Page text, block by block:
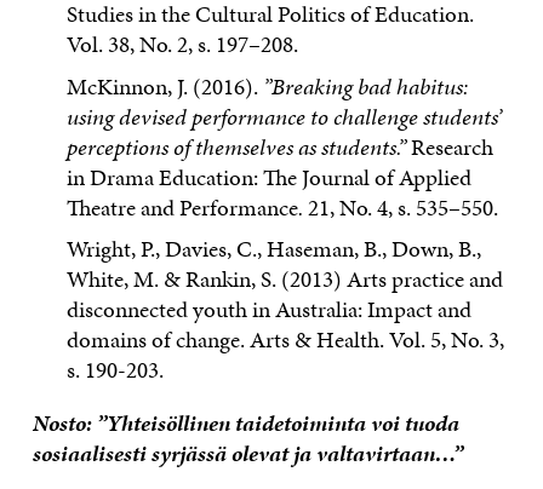
Studies in the Cultu­ral Politics of Education.
Vol. 38, No. 2, s. 197–208.
McKinnon, J. (2016). ”Breaking bad habitus:
using devised performance to challenge students’
perceptions of themselves as students.”Re­search
in Drama Education: The Journal of Applied
Theatre and Perfor­mance.21, No. 4, s. 535–550.
Wright, P., Davies, C., Haseman, B., Down, B.,
White, M. & Rankin, S. (2013) Arts practice and
disconnected youth in Australia: Impact and
domains of change. Arts & Health. Vol. 5, No. 3,
s. 190-203.
Nosto: ”Yhteisöllinen taidetoiminta voi tuoda
sosiaalisesti syrjässä olevat ja valtavirtaan…”